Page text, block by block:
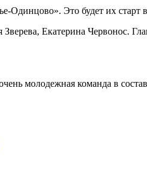
Это будет их старт
Екатерина Червонос.
молодежная команда в